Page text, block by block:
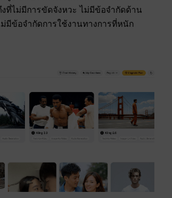
งที่ไม่มีการขัดจังหวะ ไม่มีข้อจำกัดด้าน
มีข้อจำกัดการใช้งานทางการที่หนัก